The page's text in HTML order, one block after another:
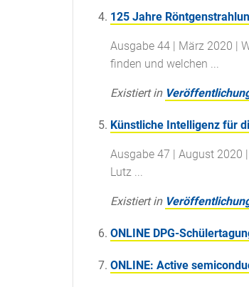
125 Jahre
Ausgabe 44 | März 2020 |
finden und welchen ...
Existiert in
Künstliche Intelligenz für
Ausgabe 47 | August 2020
Lutz ...
Existiert in
ONLINE DPG-
ONLINE: Active